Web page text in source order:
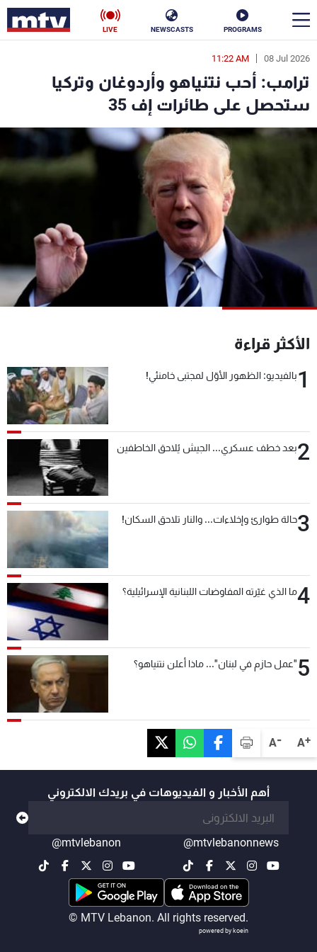
PROGRAMS
NEWSCASTS
LIVE
A+
A-
08 Jul 2026
11:22 AM
ترامب: أحب نتنياهو وأردوغان وتركيا
ستحصل على طائرات إف 35
الأكثر قراءة
1بالفيديو: الظهور الأوّل لمجتبى خامنئي!
2بعد خطف عسكري... الجيش يُلاحق الخاطفين
3حالة طوارئ وإخلاءات... والنار تلاحق السكان!
4ما الذي غيّرته المفاوضات اللبنانية الإسرائيلية؟
5"عمل حازم في لبنان"... ماذا أعلن نتنياهو؟
أهم الأخبار و الفيديوهات في بريدك الالكتروني
@mtvlebanonnews
@mtvlebanon
© MTV Lebanon. All rights reserved.
powered by koein
en
الأخبار
سياسة ناس
فن
رياضة
كأس العالم
جدول البرامج
شاهد البرامج
الترددات
شروط الإسـتخدام
سياسة الخصوصية